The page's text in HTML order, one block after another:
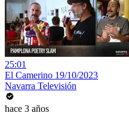
25:01
El Camerino 19/10/2023
Navarra Televisión
hace 3 años